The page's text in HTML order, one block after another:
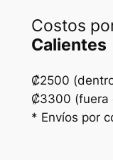
0
0
Costos
Calientes
₡2500
₡3300 (fuera
* Envíos por